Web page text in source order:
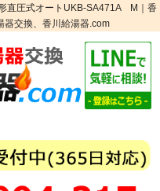
直圧式オートUKB-SA471A M｜香
器交換、香川給湯器.com